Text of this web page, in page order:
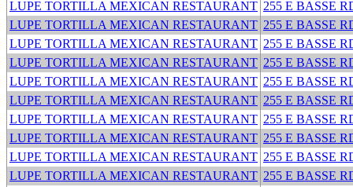
LUPE TORTILLA MEXICAN RESTAURANT 255 E BASSE
LUPE TORTILLA MEXICAN RESTAURANT 255 E BASSE
LUPE TORTILLA MEXICAN RESTAURANT 255 E BASSE
LUPE TORTILLA MEXICAN RESTAURANT 255 E BASSE
LUPE TORTILLA MEXICAN RESTAURANT 255 E BASSE
LUPE TORTILLA MEXICAN RESTAURANT 255 E BASSE
LUPE TORTILLA MEXICAN RESTAURANT 255 E BASSE
LUPE TORTILLA MEXICAN RESTAURANT 255 E BASSE
LUPE TORTILLA MEXICAN RESTAURANT 255 E BASSE
LUPE TORTILLA MEXICAN RESTAURANT 255 E BASSE